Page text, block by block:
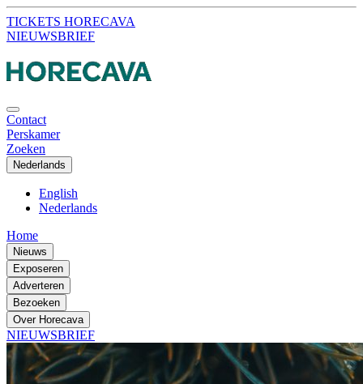
TICKETS HORECAVA
NIEUWSBRIEF
Contact
Perskamer
Zoeken
Nederlands
English
Nederlands
Home
Nieuws
Exposeren
Adverteren
Bezoeken
Over Horecava
NIEUWSBRIEF